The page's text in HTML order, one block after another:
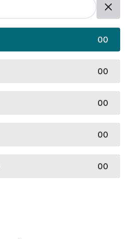
00
00
00
00
00